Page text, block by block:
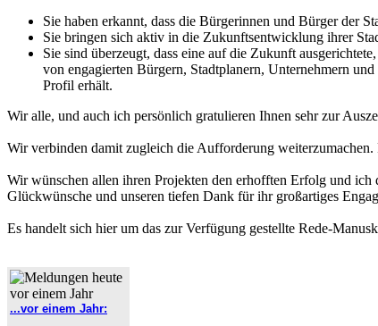
Sie haben erkannt, dass die Bürgerinnen und Bürger der
Sie bringen sich aktiv in die Zukunftsentwicklung ihrer
Sie sind überzeugt, dass eine auf die Zukunft
von engagierten Bürgern, Stadtplanern, Unternehmern
Profil erhält.
Wir alle, und auch ich persönlich gratulieren Ihnen sehr zur
Wir verbinden damit zugleich die Aufforderung
Wir wünschen allen ihren Projekten den erhofften Erfolg und
Glückwünsche und unseren tiefen Dank für ihr großartiges
Es handelt sich hier um das zur Verfügung gestellte Rede-
...vor einem Jahr: